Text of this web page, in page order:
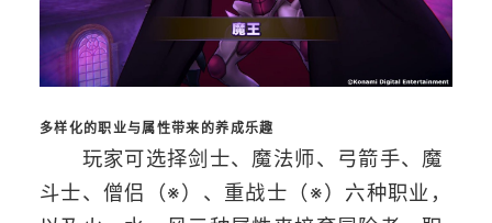
多样化的职业与属性带来的养成乐趣
玩家可选择剑士、魔法师、弓箭手、魔
斗士、僧侣（※）、重战士（※）六种职业，